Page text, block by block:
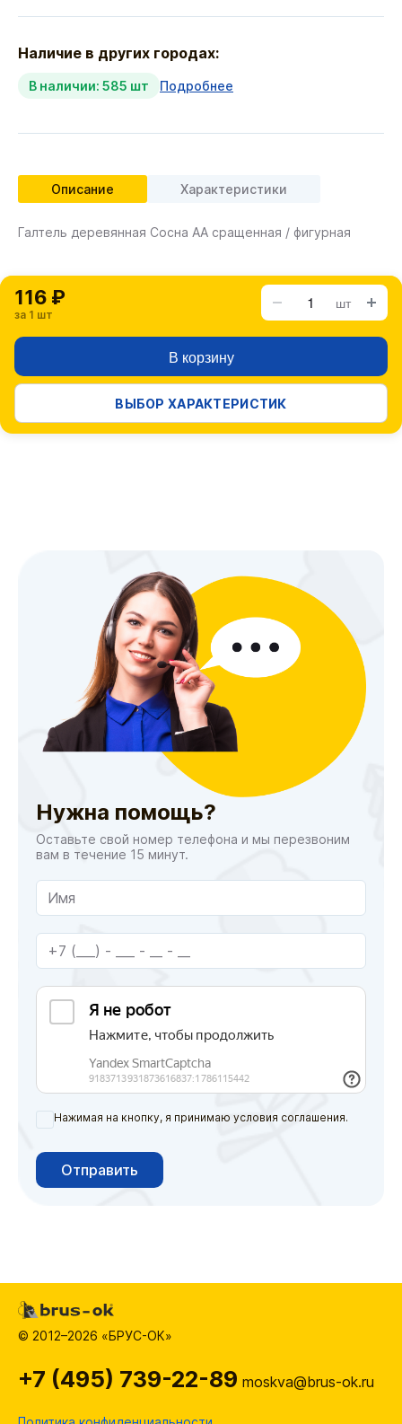
Наличие в других городах:
В наличии: 585 шт Подробнее
Описание Характеристики
Галтель деревянная Сосна АА сращенная / фигурная
116 ₽
за 1 шт
шт
В корзину
ВЫБОР ХАРАКТЕРИСТИК
Нужна помощь?
Оставьте свой номер телефона и мы перезвоним
вам в течение 15 минут.
Нажимая на кнопку, я принимаю условия соглашения.
Отправить
© 2012–2026 «БРУС-ОК»
+7 (495) 739-22-89 moskva@brus-ok.ru